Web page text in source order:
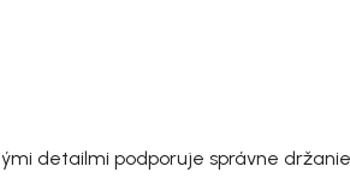
detailmi podporuje správne